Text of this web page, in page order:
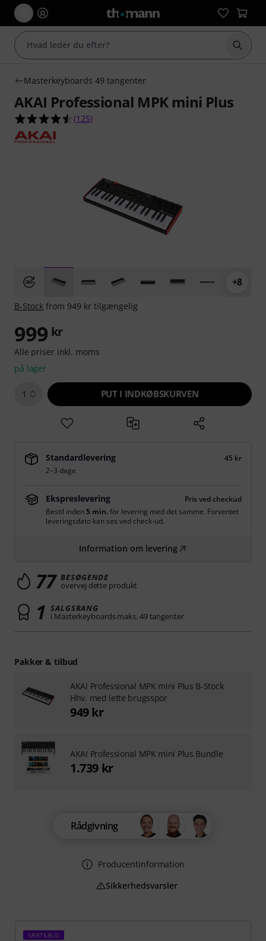
Start
Masterkeyboards 49 tangenter
AKAI Professional MPK mini Plus
4.5 ud af 5 stjerner fra 125 kundebedømmelser
(125)
+8
SÆRTILBUD
B-Stock from 949 kr tilgængelig
999 kr
Alle priser inkl. moms
på lager
1 PUT I INDKØBSKURVEN
Standardlevering
45 kr
2–3 dage
Ekspreslevering
Pris ved checkud
Bestil inden5 min.for levering med det samme. Forventet
leveringsdato kan ses ved check-ud.
Information om levering
77 BESØGENDE
overvej dette produkt
1 SALGSRANG
i Masterkeyboards maks. 49 tangenter
Rådgivning
Producentinformation
Sikkerhedsvarsler
Pakker & tilbud
AKAI Professional MPK mini Plus B-Stock
Hhv. med lette brugsspor
949 kr
AKAI Professional MPK mini Plus Bundle
1.739 kr